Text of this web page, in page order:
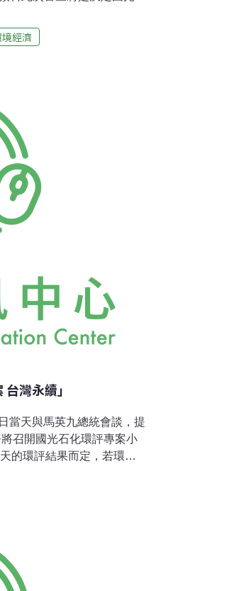
給地球什麼樣的生日禮
出，國光石化案已經是第5
願意明快否決國光石化這
達反建國光石化的老人
全國青年反國光石化聯盟
環保署集結，一起監督國
託中心主任孫秀如呼籲，
經濟
灣永續」
當天與馬英九總統會談，提
召開國光石化環評專案小
的環評結果而定，若環評
開發爭議案件，總統應明
會議應由總統府召集，總
城溼地劃為國際級溼地。
時提出刪高碳產業、徵能
翰聲表示，總統府雖正籌